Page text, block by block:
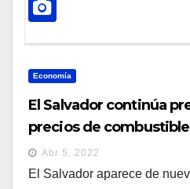
Economía
El Salvador continúa
precios de
Centroamérica
Abr 5, 2022
El Salvador aparece de